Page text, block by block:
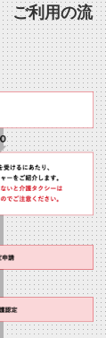
ご利用の流